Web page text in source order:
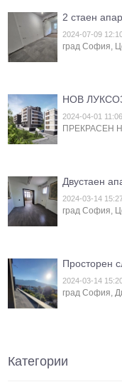
2 стаен
2024-07-09
град София,
НОВ
2024-04-01
ПРЕКРАСЕН
Двустаен
2024-03-14
град София,
Просторен
2024-03-14
град София,
Категории